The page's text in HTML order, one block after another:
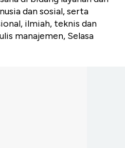
dan sosial, serta
ilmiah, teknis dan
manajemen, Selasa